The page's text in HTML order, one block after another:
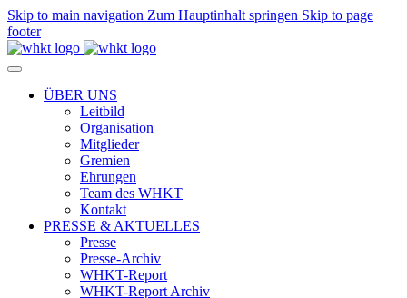
Skip to main navigation Zum Hauptinhalt springen Skip to page
footer
ÜBER UNS
Leitbild
Organisation
Mitglieder
Gremien
Ehrungen
Team des WHKT
Kontakt
PRESSE & AKTUELLES
Presse
Presse-Archiv
WHKT-Report
WHKT-Report Archiv